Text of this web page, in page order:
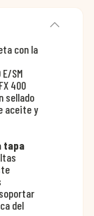
con la
SM
400
sellado
aceite y
tapa
del